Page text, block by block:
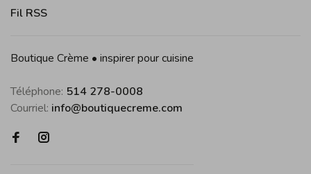
Fil RSS
Boutique Crème • inspirer pour cuisine
Téléphone: 514 278-0008
Courriel: info@boutiquecreme.com